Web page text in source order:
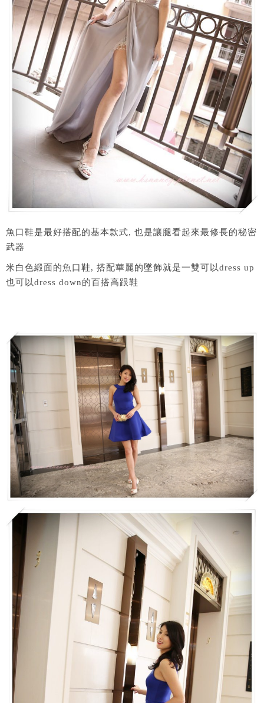
魚口鞋是最好搭配的基本款式, 也是讓腿看起來最修長的秘密
武器
米白色緞面的魚口鞋, 搭配華麗的墜飾就是一雙可以dress up
也可以dress down的百搭高跟鞋